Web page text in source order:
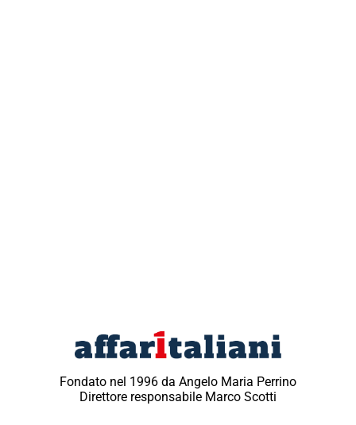
Fondato nel 1996 da Angelo Maria Perrino
Direttore responsabile Marco Scotti